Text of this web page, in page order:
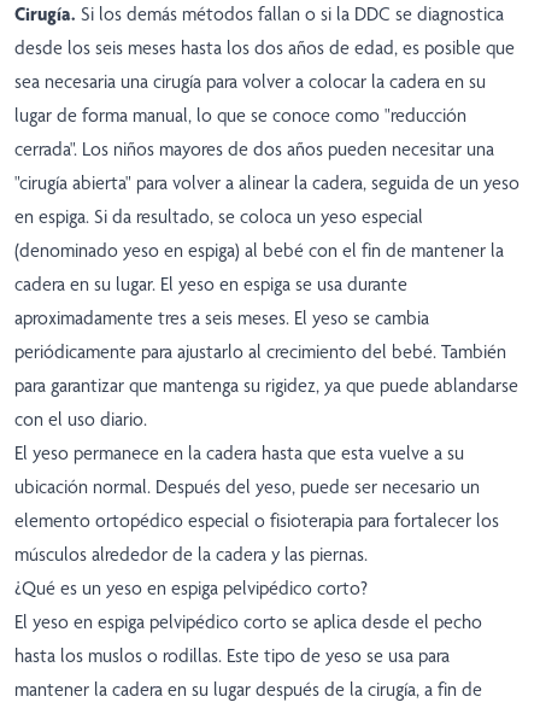
Cirugía. Si los demás métodos fallan o si la DDC se diagnostica
desde los seis meses hasta los dos años de edad, es posible que
sea necesaria una cirugía para volver a colocar la cadera en su
lugar de forma manual, lo que se conoce como "reducción
cerrada". Los niños mayores de dos años pueden necesitar una
"cirugía abierta" para volver a alinear la cadera, seguida de un yeso
en espiga. Si da resultado, se coloca un yeso especial
(denominado yeso en espiga) al bebé con el fin de mantener la
cadera en su lugar. El yeso en espiga se usa durante
aproximadamente tres a seis meses. El yeso se cambia
periódicamente para ajustarlo al crecimiento del bebé. También
para garantizar que mantenga su rigidez, ya que puede ablandarse
con el uso diario.
El yeso permanece en la cadera hasta que esta vuelve a su
ubicación normal. Después del yeso, puede ser necesario un
elemento ortopédico especial o fisioterapia para fortalecer los
músculos alrededor de la cadera y las piernas.
¿Qué es un yeso en espiga pelvipédico corto?
El yeso en espiga pelvipédico corto se aplica desde el pecho
hasta los muslos o rodillas. Este tipo de yeso se usa para
mantener la cadera en su lugar después de la cirugía, a fin de